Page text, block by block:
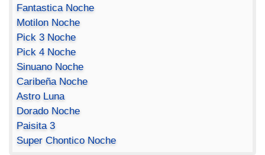
Fantastica Noche
Motilon Noche
Pick 3 Noche
Pick 4 Noche
Sinuano Noche
Caribeña Noche
Astro Luna
Dorado Noche
Paisita 3
Super Chontico Noche